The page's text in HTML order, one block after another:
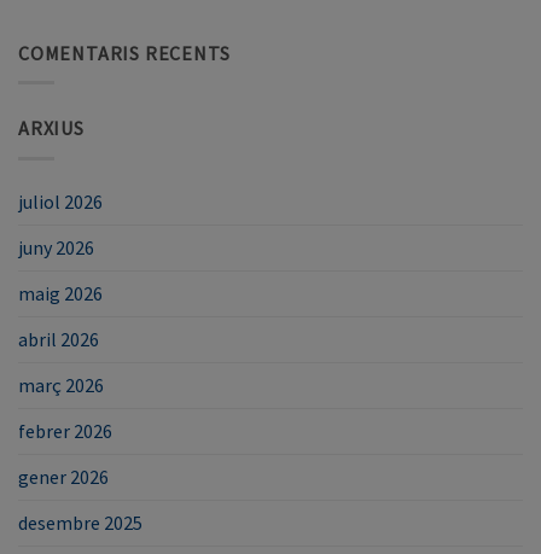
COMENTARIS RECENTS
ARXIUS
juliol 2026
juny 2026
maig 2026
abril 2026
març 2026
febrer 2026
gener 2026
desembre 2025